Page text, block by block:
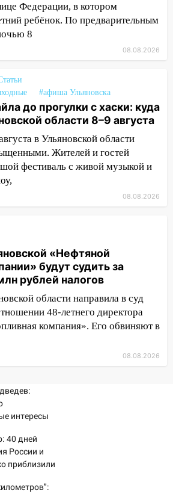
по Ульяновску:
поваленные деревья,
и остановившиеся
накрыл крупный град:
снова уходит под
взяла на контроль
ребёнком на улице
сбила
на улице
уголовное дело
ищут 37-летнего
ещё 19 июля
до прогулки с
в Ульяновской
ульяновской
компании» будут
48,4 млн рублей
мотоциклисты и
крупных аварий в
за водку
будет днем 8
Федерации, в котором
ребёнок. По предварительным
8
08.08.2026
#афиша Ульяновска
до прогулки с хаски: куда
области 8–9 августа
в Ульяновской области
Жителей и гостей
фестиваль с живой музыкой и
08.08.2026
«Нефтяной
будут судить за
рублей налогов
области направила в суд
48-летнего директора
компания». Его обвиняют в
08.08.2026
интересы
40 дней
России и
приблизили